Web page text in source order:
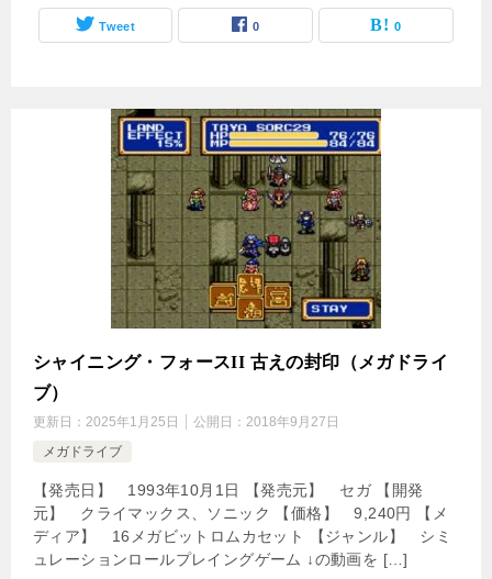
Tweet 0 0
シャイニング・フォースII 古えの封印（メガドライ
ブ）
更新日： 2025年1月25日 公開日： 2018年9月27日
メガドライブ
【発売日】 1993年10月1日 【発売元】 セガ 【開発
元】 クライマックス、ソニック 【価格】 9,240円 【メ
ディア】 16メガビットロムカセット 【ジャンル】 シミ
ュレーションロールプレイングゲーム ↓の動画を […]